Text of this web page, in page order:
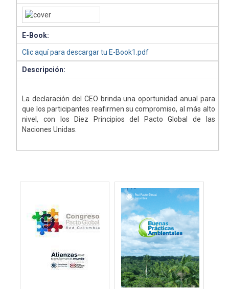
E-Book:
Clic aquí para descargar tu E-Book1.pdf
Descripción:
La declaración del CEO brinda una oportunidad anual para
que los participantes reafirmen su compromiso, al más alto
nivel, con los Diez Principios del Pacto Global de las
Naciones Unidas.